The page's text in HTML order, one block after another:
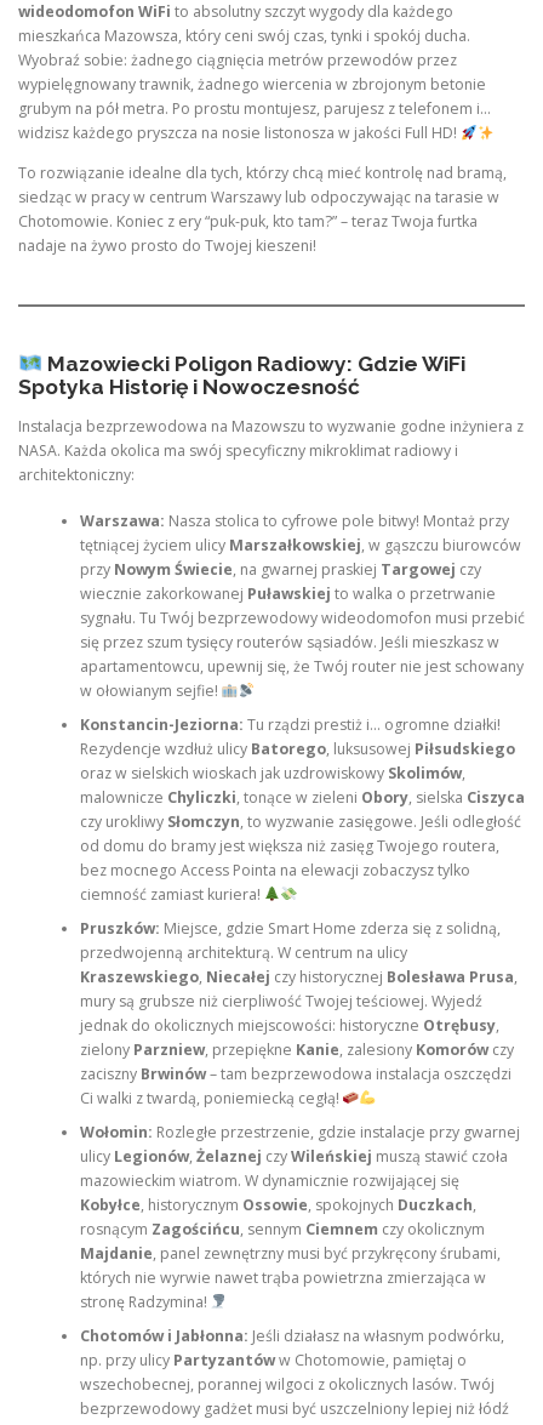
wideodomofon WiFi to absolutny szczyt wygody dla każdego
mieszkańca Mazowsza, który ceni swój czas, tynki i spokój ducha.
Wyobraź sobie: żadnego ciągnięcia metrów przewodów przez
wypielęgnowany trawnik, żadnego wiercenia w zbrojonym betonie
grubym na pół metra. Po prostu montujesz, parujesz z telefonem i…
widzisz każdego pryszcza na nosie listonosza w jakości Full HD!
To rozwiązanie idealne dla tych, którzy chcą mieć kontrolę nad bramą,
siedząc w pracy w centrum Warszawy lub odpoczywając na tarasie w
Chotomowie. Koniec z ery “puk-puk, kto tam?” – teraz Twoja furtka
nadaje na żywo prosto do Twojej kieszeni!
Mazowiecki Poligon Radiowy: Gdzie WiFi
Spotyka Historię i Nowoczesność
Instalacja bezprzewodowa na Mazowszu to wyzwanie godne inżyniera z
NASA. Każda okolica ma swój specyficzny mikroklimat radiowy i
architektoniczny:
Warszawa: Nasza stolica to cyfrowe pole bitwy! Montaż przy
tętniącej życiem ulicy Marszałkowskiej, w gąszczu biurowców
przy Nowym Świecie, na gwarnej praskiej Targowej czy
wiecznie zakorkowanej Puławskiej to walka o przetrwanie
sygnału. Tu Twój bezprzewodowy wideodomofon musi przebić
się przez szum tysięcy routerów sąsiadów. Jeśli mieszkasz w
apartamentowcu, upewnij się, że Twój router nie jest schowany
w ołowianym sejfie!
Konstancin-Jeziorna: Tu rządzi prestiż i… ogromne działki!
Rezydencje wzdłuż ulicy Batorego, luksusowej Piłsudskiego
oraz w sielskich wioskach jak uzdrowiskowy Skolimów,
malownicze Chyliczki, tonące w zieleni Obory, sielska Ciszyca
czy urokliwy Słomczyn, to wyzwanie zasięgowe. Jeśli odległość
od domu do bramy jest większa niż zasięg Twojego routera,
bez mocnego Access Pointa na elewacji zobaczysz tylko
ciemność zamiast kuriera!
Pruszków: Miejsce, gdzie Smart Home zderza się z solidną,
przedwojenną architekturą. W centrum na ulicy
Kraszewskiego, Niecałej czy historycznej Bolesława Prusa,
mury są grubsze niż cierpliwość Twojej teściowej. Wyjedź
jednak do okolicznych miejscowości: historyczne Otrębusy,
zielony Parzniew, przepiękne Kanie, zalesiony Komorówczy
zaciszny Brwinów– tam bezprzewodowa instalacja oszczędzi
Ci walki z twardą, poniemiecką cegłą!
Wołomin: Rozległe przestrzenie, gdzie instalacje przy gwarnej
ulicy Legionów, Żelaznej czyWileńskiej muszą stawić czoła
mazowieckim wiatrom. W dynamicznie rozwijającej się
Kobyłce, historycznym Ossowie, spokojnych Duczkach,
rosnącym Zagościńcu, sennym Ciemnem czy okolicznym
Majdanie, panel zewnętrzny musi być przykręcony śrubami,
których nie wyrwie nawet trąba powietrzna zmierzająca w
stronę Radzymina!
Chotomów i Jabłonna: Jeśli działasz na własnym podwórku,
np. przy ulicy Partyzantóww Chotomowie, pamiętaj o
wszechobecnej, porannej wilgoci z okolicznych lasów. Twój
bezprzewodowy gadżet musi być uszczelniony lepiej niż łódź